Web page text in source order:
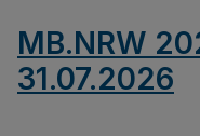
MB.NRW
31.07.2026